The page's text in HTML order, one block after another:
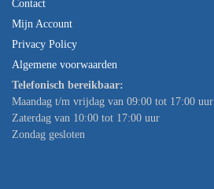
Contact
Mijn Account
Privacy Policy
Algemene voorwaarden
Telefonisch bereikbaar:
Maandag t/m vrijdag van 09:00 tot 17:00 uur
Zaterdag van 10:00 tot 17:00 uur
Zondag gesloten